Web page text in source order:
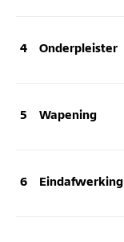
Onderpleister
Wapening
Eindafwerking